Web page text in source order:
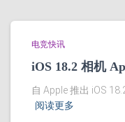
电竞快讯
iOS 18.2 相机
自 Apple 推出 iOS
阅读更多